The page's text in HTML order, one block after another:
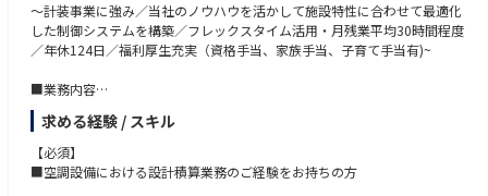
～計装事業に強み／当社のノウハウを活かして施設特性に合わせて最適化
した制御システムを構築／フレックスタイム活用・月残業平均30時間程度
／年休124日／福利厚生充実（資格手当、家族手当、子育て手当有)~
■業務内容
・空調設備における自動制御工事等の設計積算業務を行っていただきま
す。
・客先要望の空調設備に適した自動制御システム、空調設備中央監視装置
システムの構築
求める経験 / スキル
【必須】
■空調設備における設計積算業務のご経験をお持ちの方